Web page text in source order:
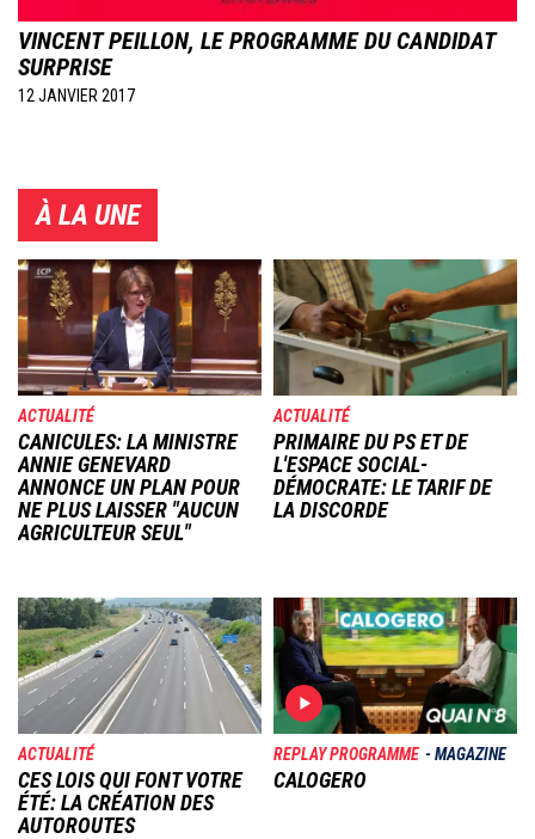
VINCENT PEILLON, LE PROGRAMME DU CANDIDAT
SURPRISE
12 JANVIER 2017
À LA UNE
Image
ACTUALITÉ
CANICULES: LA MINISTRE
ANNIE GENEVARD
ANNONCE UN PLAN POUR
NE PLUS LAISSER "AUCUN
AGRICULTEUR SEUL"
Image
ACTUALITÉ
PRIMAIRE DU PS ET DE
L'ESPACE SOCIAL-
DÉMOCRATE: LE TARIF DE
LA DISCORDE
Image
ACTUALITÉ
CES LOIS QUI FONT VOTRE
ÉTÉ: LA CRÉATION DES
AUTOROUTES
Image
REPLAY PROGRAMME MAGAZINE
CALOGERO